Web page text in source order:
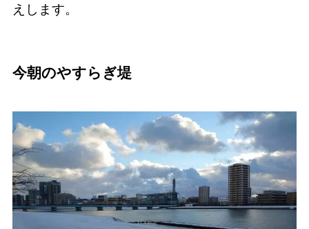
えします。
今朝のやすらぎ堤